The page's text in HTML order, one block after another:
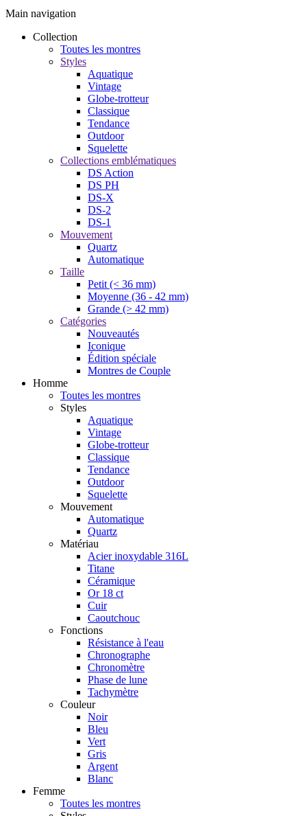
Main navigation
Collection
Toutes les montres
Styles
Aquatique
Vintage
Globe-trotteur
Classique
Tendance
Outdoor
Squelette
Collections emblématiques
DS Action
DS PH
DS-X
DS-2
DS-1
Mouvement
Quartz
Automatique
Taille
Petit (< 36 mm)
Moyenne (36 - 42 mm)
Grande (> 42 mm)
Catégories
Nouveautés
Iconique
Édition spéciale
Montres de Couple
Homme
Toutes les montres
Styles
Aquatique
Vintage
Globe-trotteur
Classique
Tendance
Outdoor
Squelette
Mouvement
Automatique
Quartz
Matériau
Acier inoxydable 316L
Titane
Céramique
Or 18 ct
Cuir
Caoutchouc
Fonctions
Résistance à l'eau
Chronographe
Chronomètre
Phase de lune
Tachymètre
Couleur
Noir
Bleu
Vert
Gris
Argent
Blanc
Femme
Toutes les montres